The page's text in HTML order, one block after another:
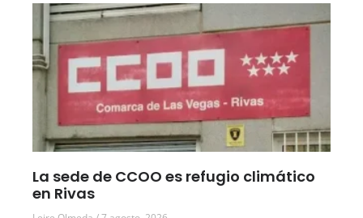
La sede de CCOO es refugio climático
en Rivas